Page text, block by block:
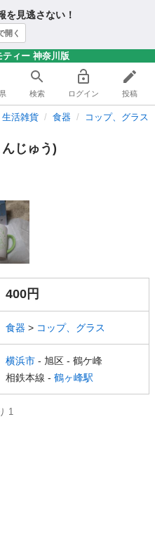
を見逃さない！
開く
ィー 神奈川版
検索 ログイン 投稿
生活雑貨 食器 コップ、グラス
じゅう)
400円
食器 > コップ、グラス
横浜市 - 旭区 - 鶴ケ峰
相鉄本線 - 鶴ヶ峰駅
1